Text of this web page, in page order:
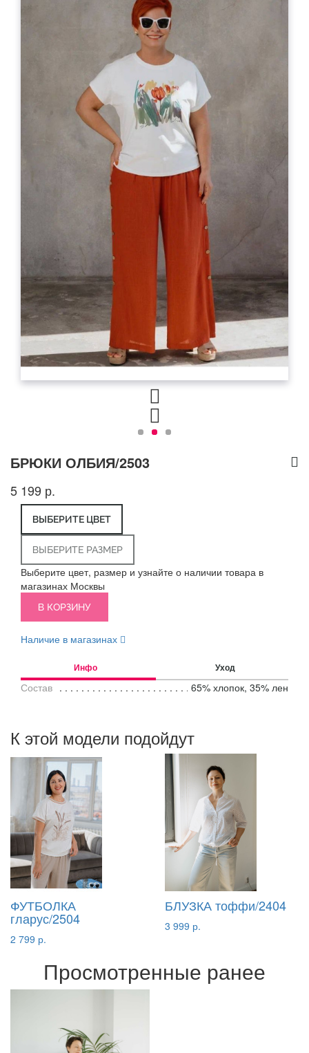
БРЮКИ ОЛБИЯ/2503
5 199 р.
ВЫБЕРИТЕ ЦВЕТ
ВЫБЕРИТЕ РАЗМЕР
Выберите цвет, размер и узнайте о наличии товара в
магазинах Москвы
В КОРЗИНУ
Наличие в магазинах
Инфо Уход
Состав 65% хлопок, 35% лен
К этой модели подойдут
ФУТБОЛКА
гларус/2504
2 799 р.
БЛУЗКА тоффи/2404
3 999 р.
Просмотренные ранее